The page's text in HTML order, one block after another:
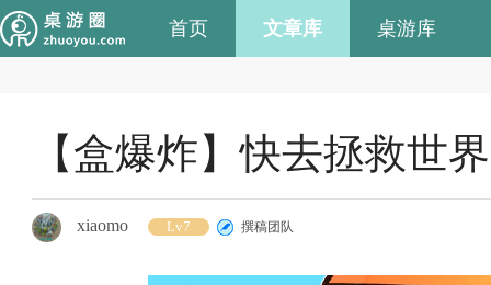
首页 文章库 桌游库
【盒爆炸】快去拯救世
xiaomo Lv7 撰稿团队